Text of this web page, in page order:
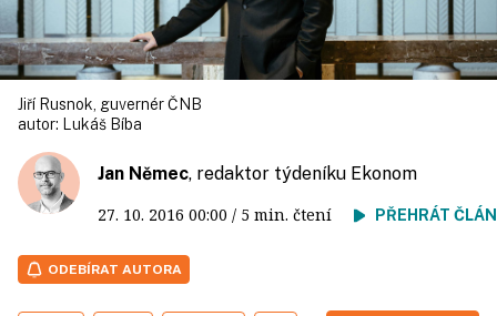
Jiří Rusnok, guvernér ČNB
autor:
Lukáš Bíba
Jan Němec, redaktor týdeníku Ekonom
27. 10. 2016 00:00 / 5 min. čtení PŘEHRÁT
ODEBÍRAT AUTORA